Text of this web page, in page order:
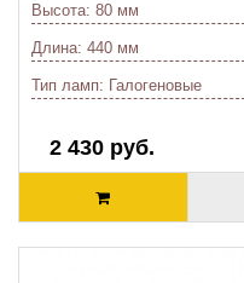
Высота: 80 мм
Длина: 440 мм
Тип ламп: Галогеновые
2 430 руб.